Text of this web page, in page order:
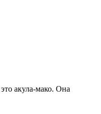
акула-мако. Она